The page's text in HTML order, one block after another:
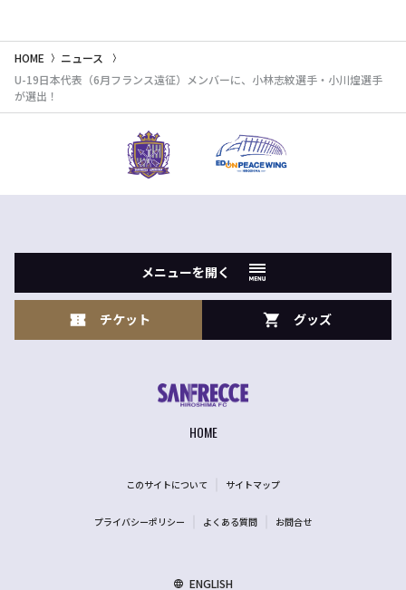
HOME
ニュース
U-19日本代表（6月フランス遠征）メンバーに、小林志紋選手・小川煌選手
が選出！
メニューを開く
チケット グッズ
HOME
このサイトについて サイトマップ
プライバシーポリシー よくある質問 お問合せ
ENGLISH